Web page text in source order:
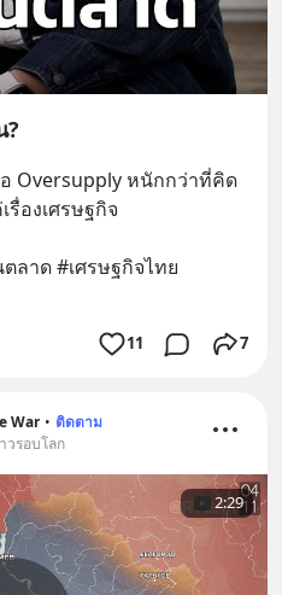
Oversupply หนักกว่าที่คิด
องเศรษฐกิจ
ลาด #เศรษฐกิจไทย
11 7
War • ติดตาม
วรอบโลก
2:29